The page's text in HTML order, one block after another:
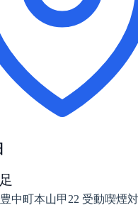
中町本山甲22 受動喫煙